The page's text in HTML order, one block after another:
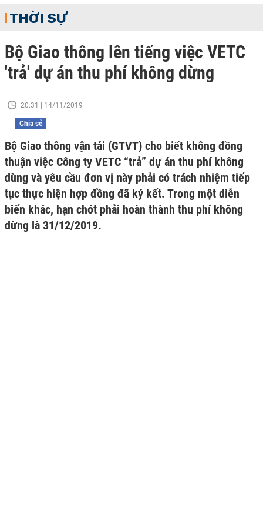
THỜI SỰ
Bộ Giao thông lên tiếng việc VETC
'trả' dự án thu phí không dừng
20:31 | 14/11/2019
Chia sẻ
Bộ Giao thông vận tải (GTVT) cho biết không đồng
thuận việc Công ty VETC “trả” dự án thu phí không
dùng và yêu cầu đơn vị này phải có trách nhiệm tiếp
tục thực hiện hợp đồng đã ký kết. Trong một diễn
biến khác, hạn chót phải hoàn thành thu phí không
dừng là 31/12/2019.